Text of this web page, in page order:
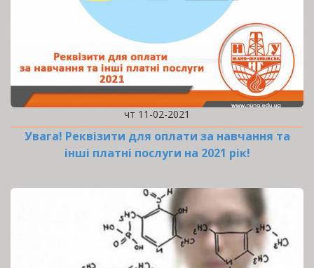
чт 11-02-2021
Увага! Реквізити для оплати за навчання та
інші платні послуги на 2021 рік!